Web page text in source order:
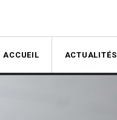
ACCUEIL ACTUALITÉS